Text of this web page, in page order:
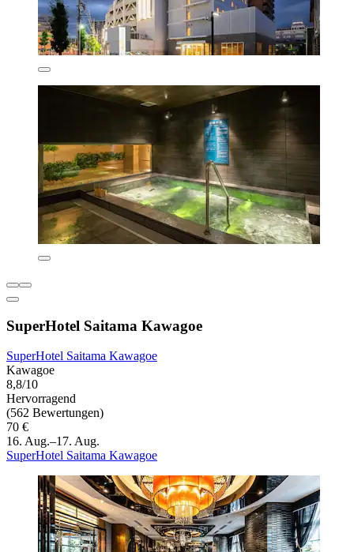
SuperHotel Saitama Kawagoe
SuperHotel Saitama Kawagoe
Kawagoe
8,8/10
Hervorragend
(562 Bewertungen)
70 €
16. Aug.–17. Aug.
SuperHotel Saitama Kawagoe